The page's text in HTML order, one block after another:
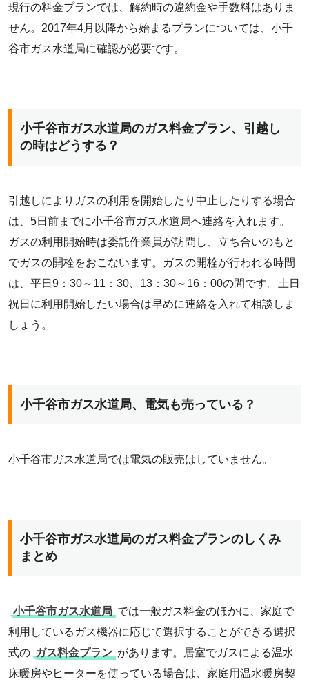
現行の料金プランでは、解約時の違約金や手数料はありま
せん。2017年4月以降から始まるプランについては、小千
谷市ガス水道局に確認が必要です。
小千谷市ガス水道局のガス料金プラン、引越し
の時はどうする？
引越しによりガスの利用を開始したり中止したりする場合
は、5日前までに小千谷市ガス水道局へ連絡を入れます。
ガスの利用開始時は委託作業員が訪問し、立ち合いのもと
でガスの開栓をおこないます。ガスの開栓が行われる時間
は、平日9：30～11：30、13：30～16：00の間です。土日
祝日に利用開始したい場合は早めに連絡を入れて相談しま
しょう。
小千谷市ガス水道局、電気も売っている？
小千谷市ガス水道局では電気の販売はしていません。
小千谷市ガス水道局のガス料金プランのしくみ
まとめ
小千谷市ガス水道局 では一般ガス料金のほかに、家庭で
利用しているガス機器に応じて選択することができる選択
式の ガス料金プラン があります。居室でガスによる温水
床暖房やヒーターを使っている場合は、家庭用温水暖房契